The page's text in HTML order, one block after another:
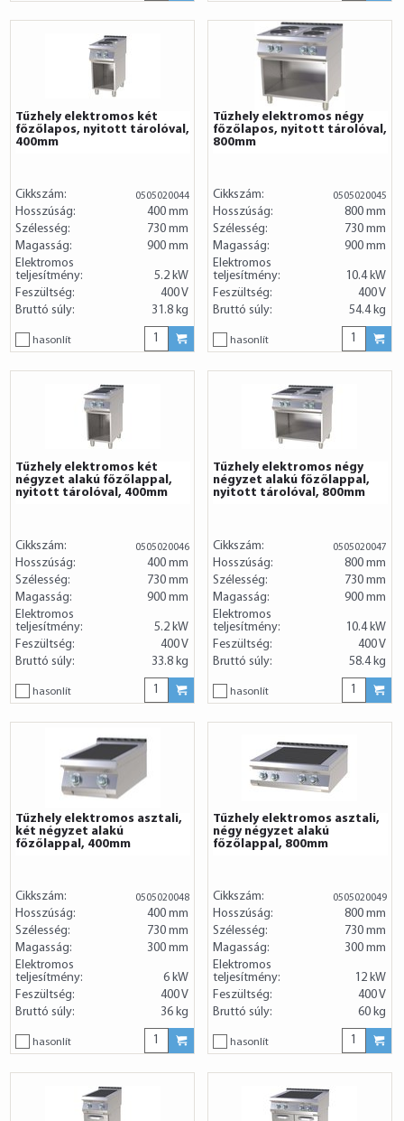
Tűzhely elektromos két
főzőlapos, nyitott tárolóval,
400mm
Cikkszám: 0505020044
Hosszúság:
400 mm
Szélesség:
730 mm
Magasság:
900 mm
Elektromos
teljesítmény:
5.2 kW
Feszültség:
400 V
Bruttó súly:
31.8 kg
hasonlít
Tűzhely elektromos négy
főzőlapos, nyitott tárolóval,
800mm
Cikkszám: 0505020045
Hosszúság:
800 mm
Szélesség:
730 mm
Magasság:
900 mm
Elektromos
teljesítmény:
10.4 kW
Feszültség:
400 V
Bruttó súly:
54.4 kg
hasonlít
Tűzhely elektromos két
négyzet alakú főzőlappal,
nyitott tárolóval, 400mm
Cikkszám: 0505020046
Hosszúság:
400 mm
Szélesség:
730 mm
Magasság:
900 mm
Elektromos
teljesítmény:
5.2 kW
Feszültség:
400 V
Bruttó súly:
33.8 kg
hasonlít
Tűzhely elektromos négy
négyzet alakú főzőlappal,
nyitott tárolóval, 800mm
Cikkszám: 0505020047
Hosszúság:
800 mm
Szélesség:
730 mm
Magasság:
900 mm
Elektromos
teljesítmény:
10.4 kW
Feszültség:
400 V
Bruttó súly:
58.4 kg
hasonlít
Tűzhely elektromos asztali,
két négyzet alakú
főzőlappal, 400mm
Cikkszám: 0505020048
Hosszúság:
400 mm
Szélesség:
730 mm
Magasság:
300 mm
Elektromos
teljesítmény:
6 kW
Feszültség:
400 V
Bruttó súly:
36 kg
hasonlít
Tűzhely elektromos asztali,
négy négyzet alakú
főzőlappal, 800mm
Cikkszám: 0505020049
Hosszúság:
800 mm
Szélesség:
730 mm
Magasság:
300 mm
Elektromos
teljesítmény:
12 kW
Feszültség:
400 V
Bruttó súly:
60 kg
hasonlít